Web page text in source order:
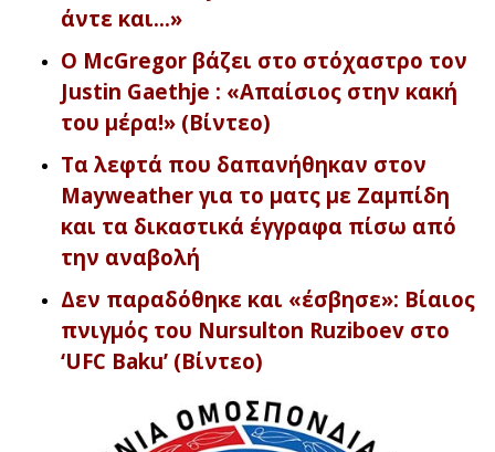
άντε και…»
Ο McGregor βάζει στο στόχαστρο τον
Justin Gaethje : «Απαίσιος στην κακή
του μέρα!» (Βίντεο)
Τα λεφτά που δαπανήθηκαν στον
Mayweather για το ματς με Ζαμπίδη
και τα δικαστικά έγγραφα πίσω από
την αναβολή
Δεν παραδόθηκε και «έσβησε»: Βίαιος
πνιγμός του Nursulton Ruziboev στο
‘UFC Baku’ (Βίντεο)